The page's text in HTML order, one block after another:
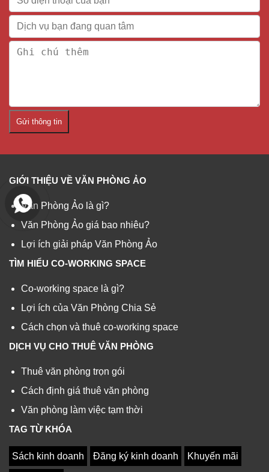
Gửi thông tin
GIỚI THIỆU VỀ VĂN PHÒNG ẢO
Văn Phòng Ảo là gì?
Văn Phòng Ảo giá bao nhiêu?
Lợi ích giải pháp Văn Phòng Ảo
TÌM HIỂU CO-WORKING SPACE
Co-working space là gì?
Lợi ích của Văn Phòng Chia Sẻ
Cách chọn và thuê co-working space
DỊCH VỤ CHO THUÊ VĂN PHÒNG
Thuê văn phòng trọn gói
Cách định giá thuê văn phòng
Văn phòng làm việc tạm thời
TAG TỪ KHÓA
Sách kinh doanh Đăng ký kinh doanh Khuyến mãi